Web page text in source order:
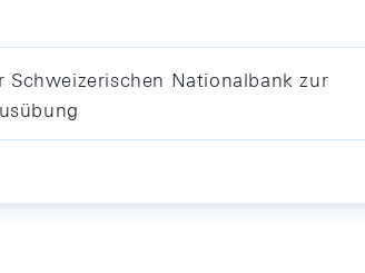
Schweizerischen Nationalbank zur